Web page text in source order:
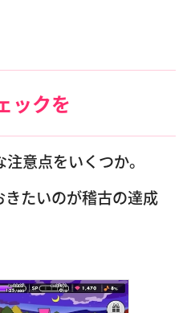
ックを
意点をいくつか。
きたいのが稽古の達成